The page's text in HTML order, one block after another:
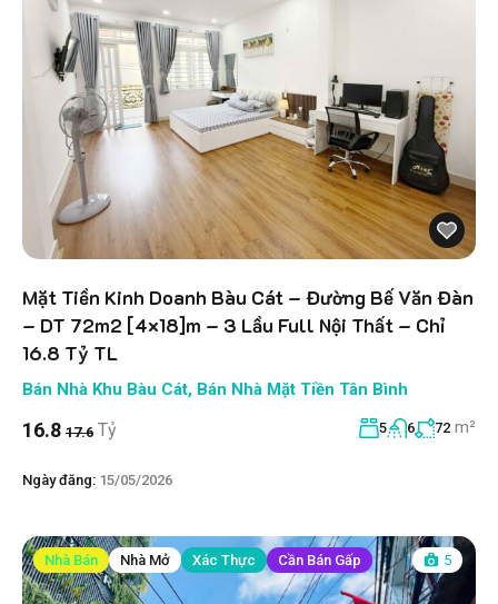
Mặt Tiền Kinh Doanh Bàu Cát – Đường Bế Văn Đàn
– DT 72m2 [4×18]m – 3 Lầu Full Nội Thất – Chỉ
16.8 Tỷ TL
Bán Nhà Khu Bàu Cát, Bán Nhà Mặt Tiền Tân Bình
16.8 17.6 Tỷ 5 6 72 m²
Ngày đăng: 15/05/2026
Nhà Bán Nhà Mở Xác Thực Cần Bán Gấp 5